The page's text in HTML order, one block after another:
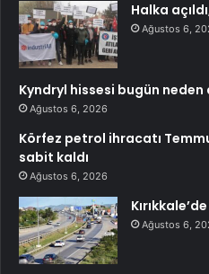
Halka
Ağustos 6,
Kyndryl hissesi bugün neden
Ağustos 6, 2026
Körfez petrol ihracatı
sabit kaldı
Ağustos 6, 2026
Ağustos 6,